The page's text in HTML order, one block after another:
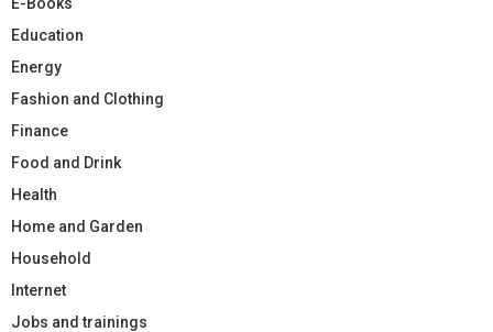
Education
Energy
Fashion and Clothing
Finance
Food and Drink
Health
Home and Garden
Household
Internet
Jobs and trainings